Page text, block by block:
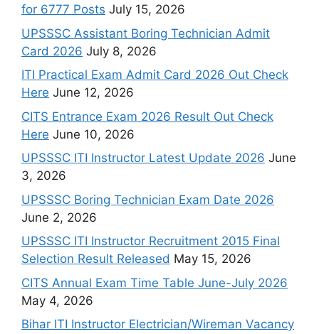
for 6777 Posts July 15, 2026
UPSSSC Assistant Boring Technician Admit
Card 2026 July 8, 2026
ITI Practical Exam Admit Card 2026 Out Check
Here June 12, 2026
CITS Entrance Exam 2026 Result Out Check
Here June 10, 2026
UPSSSC ITI Instructor Latest Update 2026 June
3, 2026
UPSSSC Boring Technician Exam Date 2026
June 2, 2026
UPSSSC ITI Instructor Recruitment 2015 Final
Selection Result Released May 15, 2026
CITS Annual Exam Time Table June-July 2026
May 4, 2026
Bihar ITI Instructor Electrician/Wireman Vacancy